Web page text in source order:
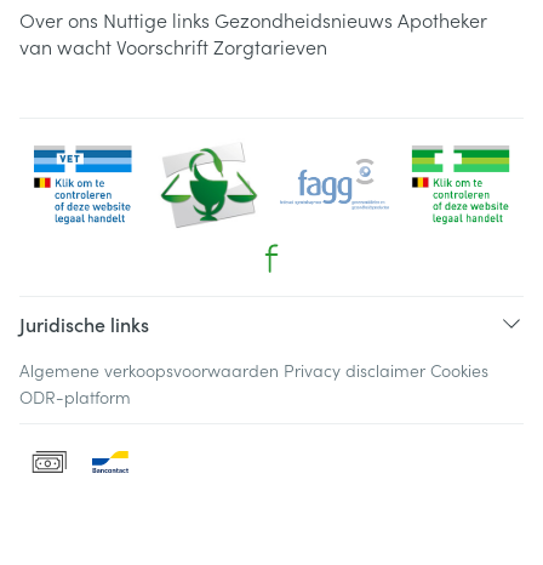
Over ons Nuttige links Gezondheidsnieuws Apotheker
van wachtVoorschriftZorgtarieven
Juridische links
Algemene verkoopsvoorwaarden Privacy disclaimer Cookies
ODR-platform